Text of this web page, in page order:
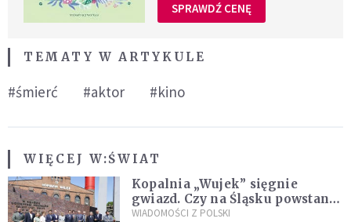
SPRAWDŹ CENĘ
TEMATY W ARTYKULE
#śmierć #aktor #kino
WIĘCEJ W:ŚWIAT
Kopalnia „Wujek” sięgnie
gwiazd. Czy na Śląsku powstanie
„Dolina Krzemowa”?
WIADOMOŚCI Z POLSKI